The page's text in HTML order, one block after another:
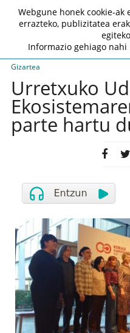
Gizartea
Urretxuko
parte hartu
Webgune honek cookie-
errazteko, publizitatea
Informazio gehiago